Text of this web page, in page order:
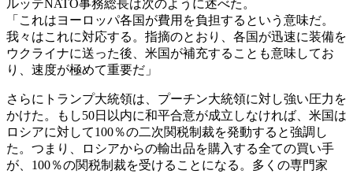
ルッテNATO事務総長は次のように述べた。
「これはヨーロッパ各国が費用を負担するという意味だ。
我々はこれに対応する。指摘のとおり、各国が迅速に装備を
ウクライナに送った後、米国が補充することも意味してお
り、速度が極めて重要だ」
さらにトランプ大統領は、プーチン大統領に対し強い圧力を
かけた。もし50日以内に和平合意が成立しなければ、米国は
ロシアに対して100％の二次関税制裁を発動すると強調し
た。つまり、ロシアからの輸出品を購入する全ての買い手
が、100％の関税制裁を受けることになる。多くの専門家